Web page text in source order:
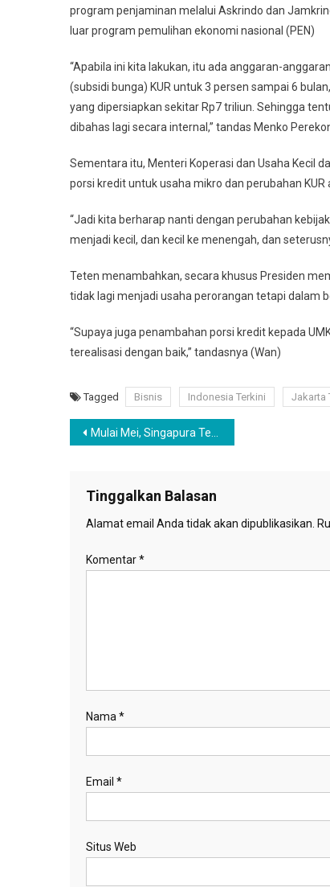
program penjaminan melalui Askrindo dan
luar program pemulihan ekonomi nasional (PEN)
“Apabila ini kita lakukan, itu ada anggaran-
(subsidi bunga) KUR untuk 3 persen sampai 6
yang dipersiapkan sekitar Rp7 triliun. Sehingga
dibahas lagi secara internal,” tandas Menko
Sementara itu, Menteri Koperasi dan Usaha Kecil
porsi kredit untuk usaha mikro dan perubahan
“Jadi kita berharap nanti dengan perubahan
menjadi kecil, dan kecil ke menengah, dan
Teten menambahkan, secara khusus Presiden
tidak lagi menjadi usaha perorangan tetapi dalam
“Supaya juga penambahan porsi kredit kepada
terealisasi dengan baik,” tandasnya (Wan)
Tagged Bisnis Indonesia Terkini Jakarta
Navigasi
Mulai Mei, Singapura Terima pelancong Yang Punya Sertifikat Vaksinasi COVID
Tinggalkan Balasan
Alamat email Anda tidak akan dipublikasikan.
Komentar*
Nama *
Email *
Situs Web